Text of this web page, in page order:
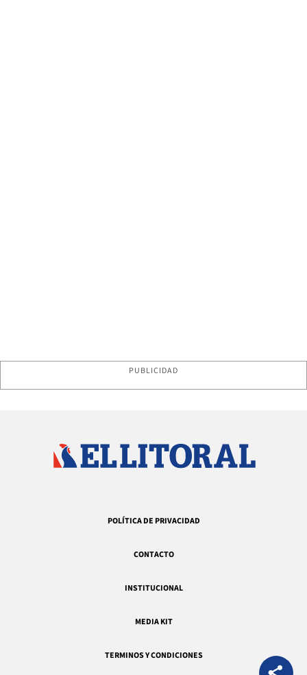
PUBLICIDAD
POLÍTICA DE PRIVACIDAD
CONTACTO
INSTITUCIONAL
MEDIA KIT
TERMINOS Y CONDICIONES